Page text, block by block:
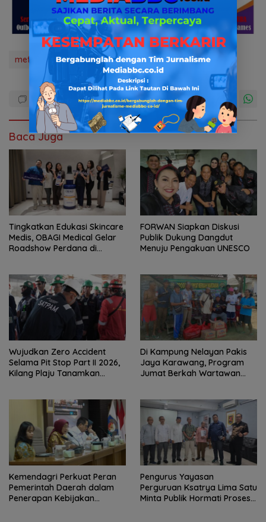
mefiabbc.co.id news Polda Sumsel tni&polri
Baca Juga
Tingkatkan Edukasi Skincare
Medis, OBAGI Medical Gelar
Roadshow Perdana di
FORWAN Siapkan Diskusi
Publik Dukung Dangdut
Menuju Pengakuan UNESCO
Wujudkan Zero Accident
Selama Pit Stop Part II 2026,
Kilang Plaju Tanamkan
Di Kampung Nelayan Pakis
Jaya Karawang, Program
Jumat Berkah Wartawan
Kemendagri Perkuat Peran
Pemerintah Daerah dalam
Penerapan Kebijakan
Pengurus Yayasan
Perguruan Ksatrya Lima Satu
Minta Publik Hormati Proses